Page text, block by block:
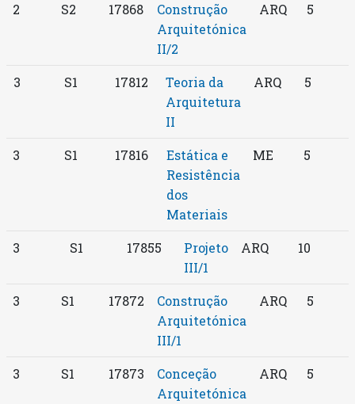
2 S2 17868
Construção
Arquitetónica
II/2
ARQ 5
3 S1 17812
Teoria da
Arquitetura
II
ARQ 5
3 S1 17816
Estática e
Resistência
dos
Materiais
ME 5
3 S1 17855
Projeto
III/1
ARQ 10
3 S1 17872
Construção
Arquitetónica
III/1
ARQ 5
3 S1 17873
Conceção
Arquitetónica
ARQ 5